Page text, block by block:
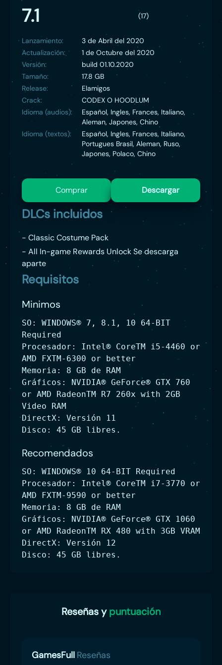
7.1 (17)
Lanzamiento:
3 de Abril del 2020
Actualización:
1 de Octubre del 2020
Versión:
build 01.10.2020
Tamaño:
17.8 GB
Release:
Elamigos
Crack:
CODEX O HOODLUM
Idioma (audios):
Español, Ingles, Frances, Italiano,
Aleman, Japones, Chino
Idioma (textos):
Español, Ingles, Frances, Italiano,
Portugues Brasil, Aleman, Ruso,
Japones, Polaco, Chino
Comprar Descargar
DLCs incluidos
- Classic Costume Pack
- All In-game Rewards Unlock Se descarga
aparte
Requisitos
Minimos
SO: WINDOWS® 7, 8.1, 10 64-BIT
Required
Procesador: Intel® CoreTM i5-4460 or
AMD FXTM-6300 or better
Memoria: 8 GB de RAM
Gráficos: NVIDIA® GeForce® GTX 760
or AMD RadeonTM R7 260x with 2GB
Video RAM
DirectX: Versión 11
Disco: 45 GB libres.
Recomendados
SO: WINDOWS® 10 64-BIT Required
Procesador: Intel® CoreTM i7-3770 or
AMD FXTM-9590 or better
Memoria: 8 GB de RAM
Gráficos: NVIDIA® GeForce® GTX 1060
or AMD RadeonTM RX 480 with 3GB VRAM
DirectX: Versión 12
Disco: 45 GB libres.
Reseñas ypuntuación
GamesFull Reseñas